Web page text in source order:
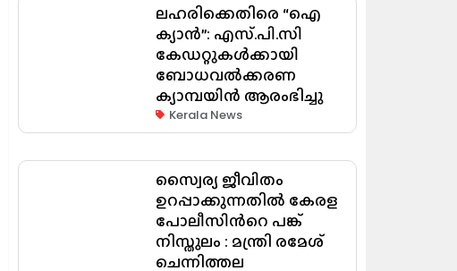
ലഹരിക്കെതിരെ “ഐ
ക്യാൻ”: എസ്.പി.സി
കേഡറ്റുകൾക്കായി
ബോധവൽക്കരണ
ക്യാമ്പയിൻ ആരംഭിച്ചു
Kerala News
സ്വൈര്യ ജീവിതം
ഉറപ്പാക്കുന്നതില്‍ കേരള
പോലീസിന്‍റെ പങ്ക്
നിസ്തുലം : മന്ത്രി രമേശ്
ചെന്നിത്തല